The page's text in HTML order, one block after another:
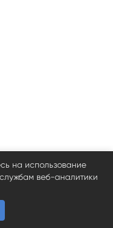
на использование
веб-аналитики